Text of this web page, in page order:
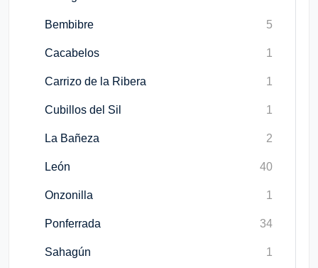
Bembibre 5
Cacabelos 1
Carrizo de la Ribera 1
Cubillos del Sil 1
La Bañeza 2
León 40
Onzonilla 1
Ponferrada 34
Sahagún 1